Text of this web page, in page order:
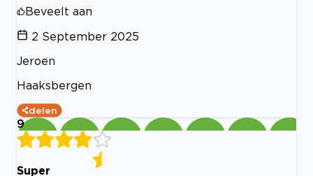
Beveelt aan
2 September 2025
Jeroen
Haaksbergen
delen
9
Super